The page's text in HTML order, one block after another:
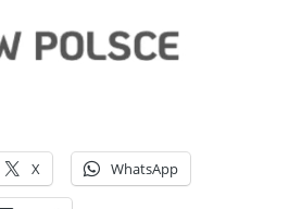
X WhatsApp